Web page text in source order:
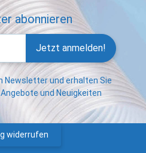
abonnieren
Jetzt anmelden!
Newsletter und erhalten Sie
und Neuigkeiten
widerrufen